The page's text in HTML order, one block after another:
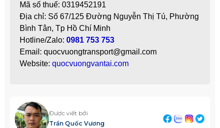
Mã số thuế: 0319452191
Địa chỉ: Số 67/125 Đường Nguyễn Thị Tú, Phường
Bình Tân, Tp Hồ Chí Minh
Hotline/Zalo: 0981 753 753
Email: quocvuongtransport@gmail.com
Website: quocvuongvantai.com
Được viết bởi
Trần Quốc Vương